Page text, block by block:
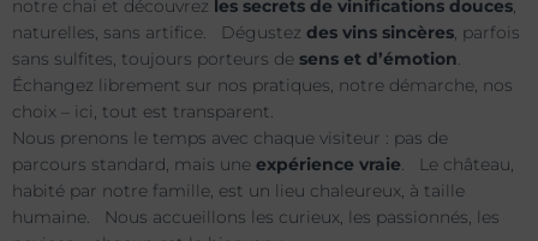
notre chai et découvrez les secrets de vinifications douces
naturelles, sans artifice. Dégustez des vins sincères , parfois
sans sulfites, toujours porteurs de sens et d’émotion
Échangez librement sur nos pratiques, notre démarche, nos
choix – ici, tout est transparent.
Nous prenons le temps avec chaque visiteur : pas de
parcours standard, mais une expérience vraie . Le château,
habité par notre famille, est un lieu chaleureux, à taille
humaine. Nous accueillons les curieux, les passionnés, les